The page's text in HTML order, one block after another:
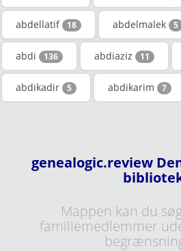
abdellatif 18 abdelmalek 5
abdi 136 abdiaziz 11
abdikadir 5 abdikarim 7
genealogic.review
Mappen kan du
familiemedlemmer